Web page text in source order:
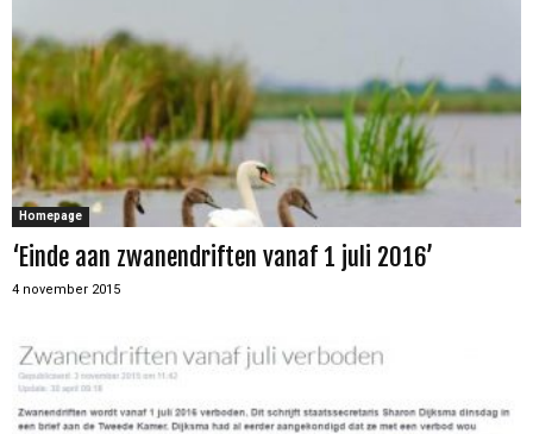
Homepage
‘Einde aan zwanendriften vanaf 1 juli 2016’
4 november 2015